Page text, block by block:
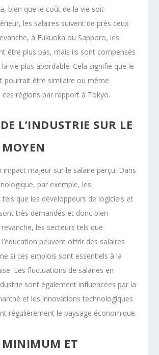
bien que le coût de la vie soit
les salaires suivent de près ceux
à Fukuoka ou Sapporo, les
être plus bas, mais ils sont compensés
vie plus abordable. Cela signifie que le
pourrait être similaire ou même
ces régions par rapport à Tokyo.
L’INDUSTRIE SUR LE
impact majeur sur le salaire perçu. Dans
par exemple, les
que les développeurs de logiciels et
très demandés et donc bien
les secteurs tels que
l’éducation peuvent offrir des salaires
si ces emplois sont essentiels à la
Les fluctuations de salaires en
sont également influencées par la
et les innovations technologiques
régulièrement le paysage économique.
MINIMUM ET